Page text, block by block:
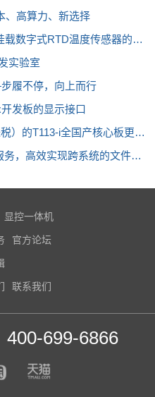
、高算力、新选择
数字式RTD温度传感器的方
实验室
履不停，向上而行
发板的显示接口
）的T113-i全国产核心板更值
，高效实现跨系统的文件共
显控一体机
官方论坛
联系我们
400-699-6866